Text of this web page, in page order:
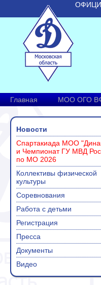
Главная МОО ОГО
Новости
Спартакиада МОО
и Чемпионат ГУ МВД
по МО 2026
Коллективы физической
культуры
Соревнования
Работа с детьми
Регистрация
Пресса
Документы
Видео